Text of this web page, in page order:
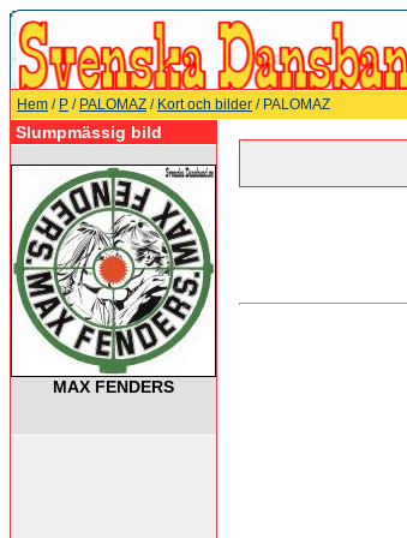
Hem / P / PALOMAZ / Kort och bilder / PALOMAZ
Slumpmässig bild
MAX FENDERS